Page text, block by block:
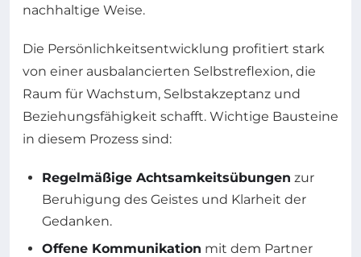
nachhaltige Weise.
Die Persönlichkeitsentwicklung profitiert stark
von einer ausbalancierten Selbstreflexion, die
Raum für Wachstum, Selbstakzeptanz und
Beziehungsfähigkeit schafft. Wichtige Bausteine
in diesem Prozess sind:
Regelmäßige Achtsamkeitsübungen zur
Beruhigung des Geistes und Klarheit der
Gedanken.
Offene Kommunikation mit dem Partner